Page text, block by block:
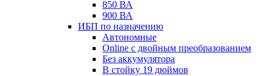
850 ВА
900 ВА
ИБП по назначению
Автономные
Online с двойным преобразованием
Без аккумулятора
В стойку 19 дюймов